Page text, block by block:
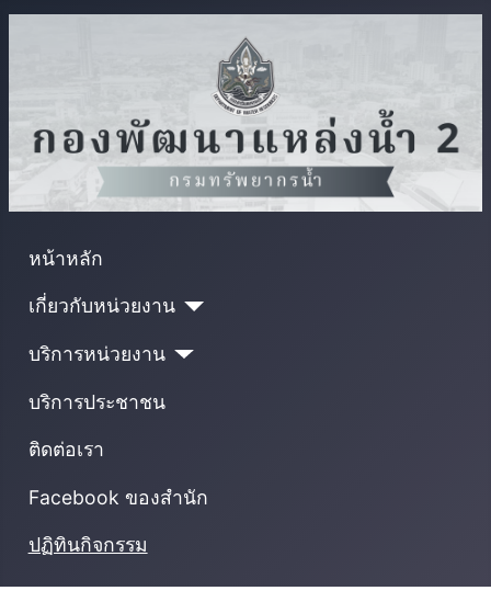
หน้าหลัก
เกี่ยวกับหน่วยงาน
บริการหน่วยงาน
บริการประชาชน
ติดต่อเรา
Facebook ของสำนัก
ปฏิทินกิจกรรม